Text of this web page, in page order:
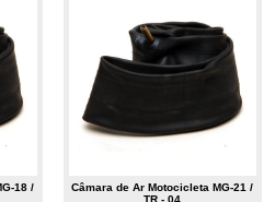
18 /
Câmara de Ar Motocicleta MG-21 /
TR - 04